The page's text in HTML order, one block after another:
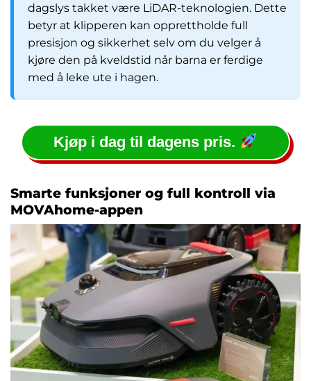
dagslys takket være LiDAR-teknologien. Dette
betyr at klipperen kan opprettholde full
presisjon og sikkerhet selv om du velger å
kjøre den på kveldstid når barna er ferdige
med å leke ute i hagen.
Kjøp i dag til dagens pris.
Smarte funksjoner og full kontroll via
MOVAhome-appen